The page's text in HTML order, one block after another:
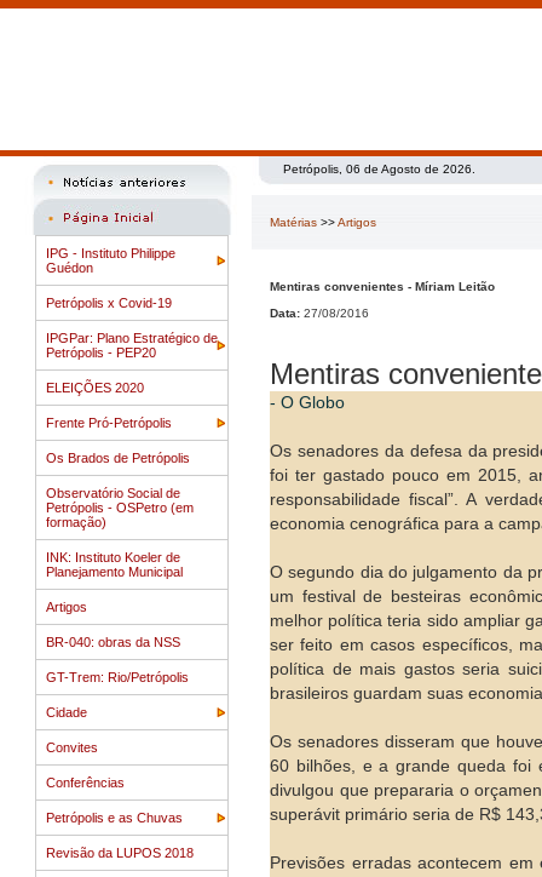
IPG - Instituto Philippe
Guédon
Petrópolis x Covid-19
IPGPar: Plano Estratégico de
Petrópolis - PEP20
ELEIÇÕES 2020
Frente Pró-Petrópolis
Os Brados de Petrópolis
Observatório Social de
Petrópolis - OSPetro (em
formação)
INK: Instituto Koeler de
Planejamento Municipal
Artigos
BR-040: obras da NSS
GT-Trem: Rio/Petrópolis
Cidade
Convites
Conferências
Petrópolis e as Chuvas
Revisão da LUPOS 2018
Petrópolis, 06 de Agosto de 2026.
Matérias >>Artigos
Mentiras convenientes - Míriam Leitão
Data: 27/08/2016
Mentiras
- O Globo
Os senadores da defesa da
foi ter gastado pouco em 2015,
responsabilidade fiscal”. A
economia cenográfica para a
O segundo dia do julgamento da
um festival de besteiras
melhor política teria sido ampliar
ser feito em casos específicos,
política de mais gastos seria
brasileiros guardam suas
Os senadores disseram que
60 bilhões, e a grande queda foi
divulgou que prepararia o
superávit primário seria de R$
Previsões erradas acontecem